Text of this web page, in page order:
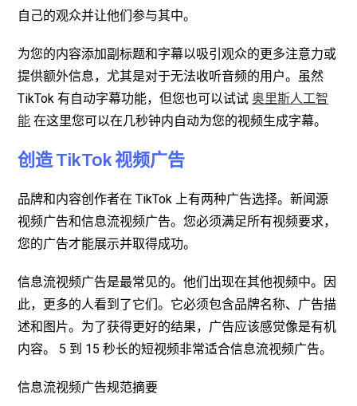
自己的观众并让他们参与其中。
为您的内容添加副标题和字幕以吸引观众的更多注意力或
提供额外信息，尤其是对于无法收听音频的用户。虽然
TikTok 有自动字幕功能，但您也可以试试 奥里斯人工智
能 在这里您可以在几秒钟内自动为您的视频生成字幕。
创造TikTok 视频广告
品牌和内容创作者在 TikTok 上有两种广告选择。新闻源
视频广告和信息流视频广告。您必须满足所有视频要求，
您的广告才能展示并取得成功。
信息流视频广告是最常见的。他们出现在其他视频中。因
此，更多的人看到了它们。它必须包含品牌名称、广告描
述和图片。为了获得更好的结果，广告应该感觉像是有机
内容。 5 到 15 秒长的短视频非常适合信息流视频广告。
信息流视频广告规范摘要